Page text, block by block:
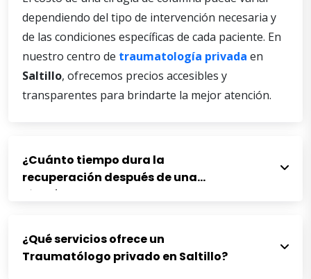
dependiendo del tipo de intervención necesaria y
de las condiciones específicas de cada paciente. En
nuestro centro de traumatología privada en
Saltillo, ofrecemos precios accesibles y
transparentes para brindarte la mejor atención.
¿Cuánto tiempo dura la
recuperación después de una
cirugía de columna?
¿Qué servicios ofrece un
Traumatólogo privado en Saltillo?